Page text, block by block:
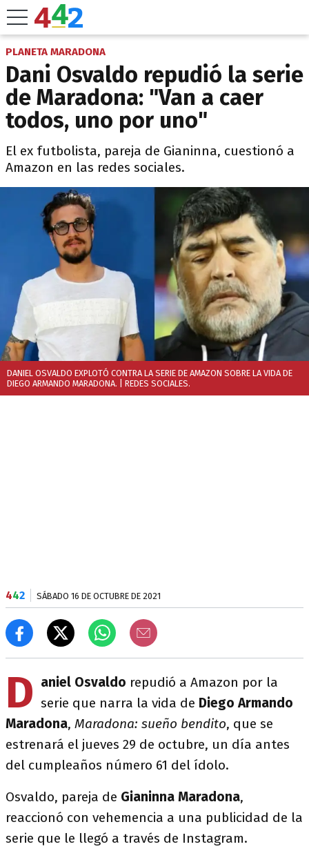
PLANETA MARADONA
Dani Osvaldo repudió la serie
de Maradona: "Van a caer
todos, uno por uno"
El ex futbolista, pareja de Gianinna, cuestionó a
Amazon en las redes sociales.
DANIEL OSVALDO EXPLOTÓ CONTRA LA SERIE DE AMAZON SOBRE LA VIDA DE
DIEGO ARMANDO MARADONA. | REDES SOCIALES.
442 SÁBADO 16 DE OCTUBRE DE 2021
D aniel Osvaldo repudió a Amazon por la
serie que narra la vida de Diego Armando
Maradona, Maradona: sueño bendito, que se
estrenará el jueves 29 de octubre, un día antes
del cumpleaños número 61 del ídolo.
Osvaldo, pareja de Gianinna Maradona,
reaccionó con vehemencia a una publicidad de la
serie que le llegó a través de Instagram.